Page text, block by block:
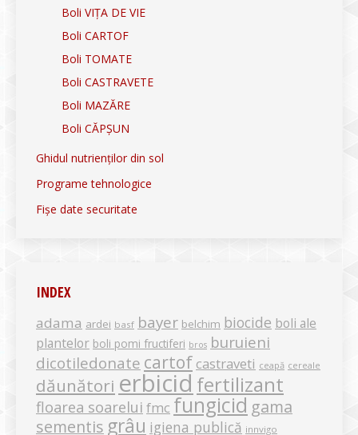
Boli VIȚA DE VIE
Boli CARTOF
Boli TOMATE
Boli CASTRAVETE
Boli MAZĂRE
Boli CĂPȘUN
Ghidul nutrienților din sol
Programe tehnologice
Fișe date securitate
INDEX
adama ardei basf bayer belchim biocide boli ale
plantelor boli pomi fructiferi bros buruieni
dicotiledonate cartof castraveti ceapă cereale
dăunători erbicidfertilizant
floarea soarelui fmc fungicid gama
sementis grâu igiena publică innvigo